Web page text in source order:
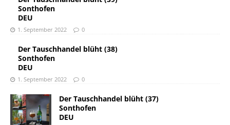
Sonthofen
DEU
1. September 2022 0
Der Tauschhandel blüht (38)
Sonthofen
DEU
1. September 2022 0
Der Tauschhandel blüht (37)
Sonthofen
DEU